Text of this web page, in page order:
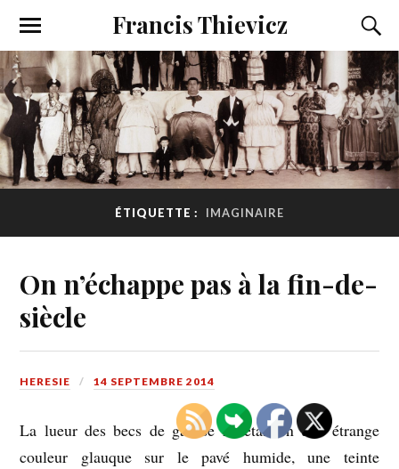
Francis Thievicz
ÉTIQUETTE : IMAGINAIRE
On n’échappe pas à la fin-de-
siècle
HERESIE 14 SEPTEMBRE 2014
La lueur des becs de gaz se reflétait en une étrange
couleur glauque sur le pavé humide, une teinte